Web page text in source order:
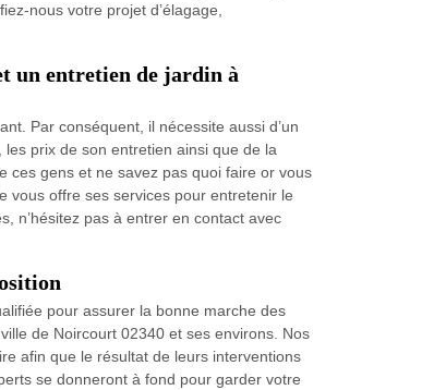
nous votre projet d’élagage,
un entretien de jardin à
Par conséquent, il nécessite aussi d’un
prix de son entretien ainsi que de la
ces gens et ne savez pas quoi faire or vous
vous offre ses services pour entretenir le
n’hésitez pas à entrer en contact avec
pour assurer la bonne marche des
de Noircourt 02340 et ses environs. Nos
afin que le résultat de leurs interventions
se donneront à fond pour garder votre